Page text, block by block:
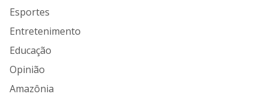
Esportes
Entretenimento
Educação
Opinião
Amazônia